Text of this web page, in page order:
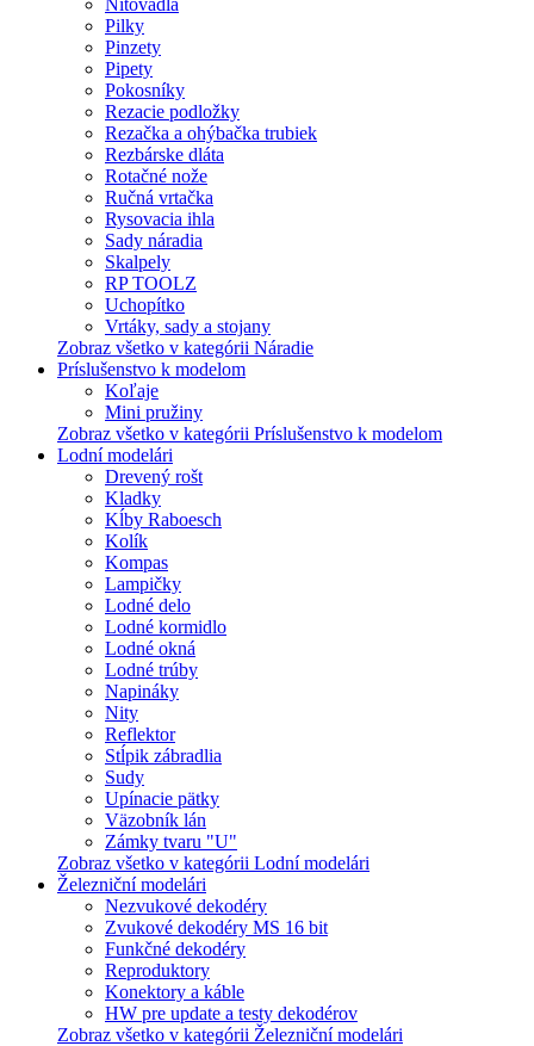
Nitovadlá
Pilky
Pinzety
Pipety
Pokosníky
Rezacie podložky
Rezačka a ohýbačka trubiek
Rezbárske dláta
Rotačné nože
Ručná vrtačka
Rysovacia ihla
Sady náradia
Skalpely
RP TOOLZ
Uchopítko
Vrtáky, sady a stojany
Zobraz všetko v kategórii Náradie
Príslušenstvo k modelom
Koľaje
Mini pružiny
Zobraz všetko v kategórii Príslušenstvo k modelom
Lodní modelári
Drevený rošt
Kladky
Kĺby Raboesch
Kolík
Kompas
Lampičky
Lodné delo
Lodné kormidlo
Lodné okná
Lodné trúby
Napináky
Nity
Reflektor
Stĺpik zábradlia
Sudy
Upínacie pätky
Väzobník lán
Zámky tvaru "U"
Zobraz všetko v kategórii Lodní modelári
Železniční modelári
Nezvukové dekodéry
Zvukové dekodéry MS 16 bit
Funkčné dekodéry
Reproduktory
Konektory a káble
HW pre update a testy dekodérov
Zobraz všetko v kategórii Železniční modelári